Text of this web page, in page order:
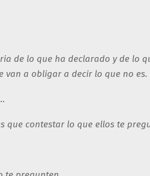
de lo que ha declarado y de lo
van a obligar a decir lo que no es.
que contestar lo que ellos te